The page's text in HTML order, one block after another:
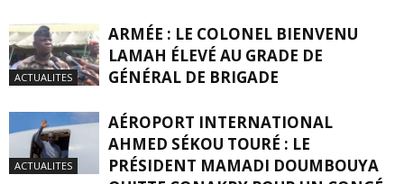
ACTUALITES
ARMÉE : LE COLONEL BIENVENU
LAMAH ÉLEVÉ AU GRADE DE
GÉNÉRAL DE BRIGADE
ACTUALITES
AÉROPORT INTERNATIONAL
AHMED SÉKOU TOURÉ : LE
PRÉSIDENT MAMADI DOUMBOUYA